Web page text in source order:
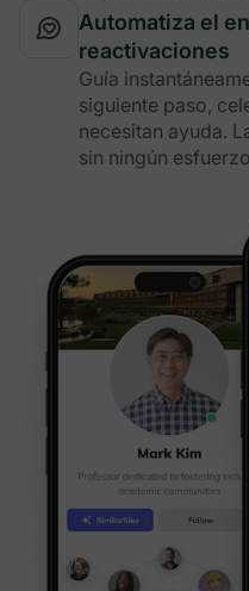
Automatiza el
reactivaciones
Guía
siguiente paso,
necesitan ayuda.
sin ningún